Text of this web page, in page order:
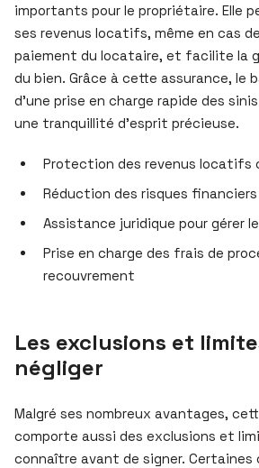
importants pour le propriétaire. Elle
ses revenus locatifs, même en cas
paiement du locataire, et facilite la
du bien. Grâce à cette assurance, le
d’une prise en charge rapide des
une tranquillité d’esprit précieuse.
Protection des revenus locatifs
Réduction des risques
Assistance juridique pour gérer
Prise en charge des frais de
recouvrement
Les exclusions et
négliger
Malgré ses nombreux avantages,
comporte aussi des exclusions et
connaître avant de signer. Certaines